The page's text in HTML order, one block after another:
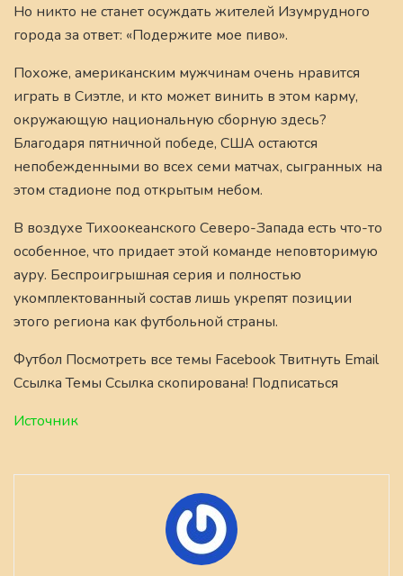
Но никто не станет осуждать жителей Изумрудного
города за ответ: «Подержите мое пиво».
Похоже, американским мужчинам очень нравится
играть в Сиэтле, и кто может винить в этом карму,
окружающую национальную сборную здесь?
Благодаря пятничной победе, США остаются
непобежденными во всех семи матчах, сыгранных на
этом стадионе под открытым небом.
В воздухе Тихоокеанского Северо-Запада есть что-то
особенное, что придает этой команде неповторимую
ауру. Беспроигрышная серия и полностью
укомплектованный состав лишь укрепят позиции
этого региона как футбольной страны.
Футбол Посмотреть все темы Facebook Твитнуть Email
Ссылка Темы Ссылка скопирована! Подписаться
Источник